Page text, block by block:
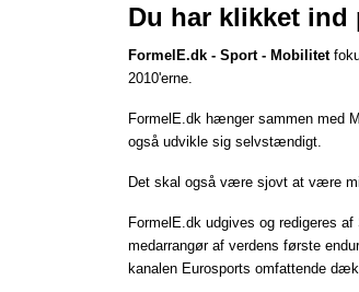
Du har klikket ind
FormelE.dk - Sport - Mobilitet
2010'erne.
FormelE.dk hænger sammen med
også udvikle sig selvstændigt.
Det skal også være sjovt at være
FormelE.dk udgives og redigeres
medarrangør af verdens første
kanalen Eurosports omfattende